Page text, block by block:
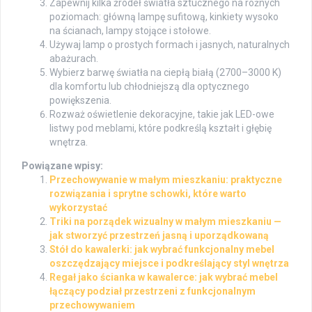
Zapewnij kilka źródeł światła sztucznego na różnych
poziomach: główną lampę sufitową, kinkiety wysoko
na ścianach, lampy stojące i stołowe.
Używaj lamp o prostych formach i jasnych, naturalnych
abażurach.
Wybierz barwę światła na ciepłą białą (2700–3000 K)
dla komfortu lub chłodniejszą dla optycznego
powiększenia.
Rozważ oświetlenie dekoracyjne, takie jak LED-owe
listwy pod meblami, które podkreślą kształt i głębię
wnętrza.
Powiązane wpisy:
Przechowywanie w małym mieszkaniu: praktyczne
rozwiązania i sprytne schowki, które warto
wykorzystać
Triki na porządek wizualny w małym mieszkaniu —
jak stworzyć przestrzeń jasną i uporządkowaną
Stół do kawalerki: jak wybrać funkcjonalny mebel
oszczędzający miejsce i podkreślający styl wnętrza
Regał jako ścianka w kawalerce: jak wybrać mebel
łączący podział przestrzeni z funkcjonalnym
przechowywaniem